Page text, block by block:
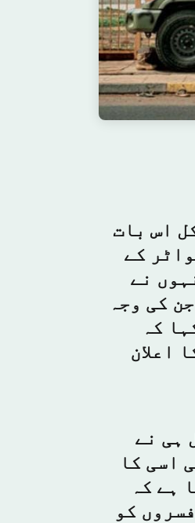
اس بات
کے
نے
کی وجہ
کہ
اعلان
ہی نے
اسی کا
ہے کہ
کو